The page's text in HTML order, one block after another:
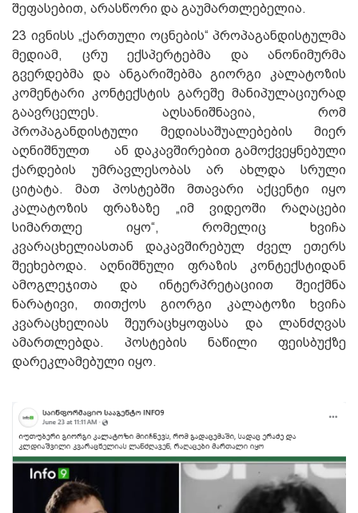
შეფასებით, არასწორი და გაუმართლებელია.
23 ივნისს „ქართული ოცნების“ პროპაგანდისტულმა
მედიამ, ცრუ ექსპერტებმა და ანონიმურმა
გვერდებმა და ანგარიშებმა გიორგი კალატოზის
კომენტარი კონტექსტის გარეშე მანიპულაციურად
გაავრცელეს. აღსანიშნავია, რომ
პროპაგანდისტული მედიასაშუალებების მიერ
აღნიშნულთ ან დაკავშირებით გამოქვეყნებული
ქარდების უმრავლესობას არ ახლდა სრული
ციტატა. მათ პოსტებში მთავარი აქცენტი იყო
კალატოზის ფრაზაზე „იმ ვიდეოში რაღაცები
სიმართლე იყო“, რომელიც ხვიჩა
კვარაცხელიასთან დაკავშირებულ ძველ ეთერს
შეეხებოდა. აღნიშნული ფრაზის კონტექსტიდან
ამოგლეჯითა და ინტერპრეტაციით შეიქმნა
ნარატივი, თითქოს გიორგი კალატოზი ხვიჩა
კვარაცხელიას შეურაცხყოფასა და ლანძღვას
ამართლებდა. პოსტების ნაწილი ფეისბუქზე
დარეკლამებული იყო.